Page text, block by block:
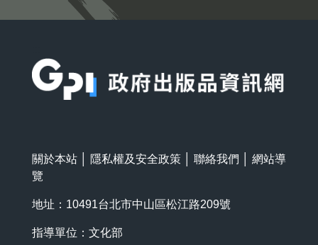
關於本站 隱私權及安全政策 聯絡我們
網站導
覽
地址：10491台北市中山區松江路209號
指導單位：文化部